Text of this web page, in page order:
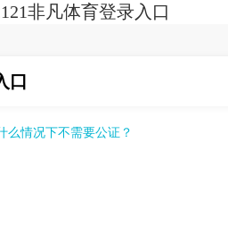
非凡体育登录入口
口
么情况下不需要公证？